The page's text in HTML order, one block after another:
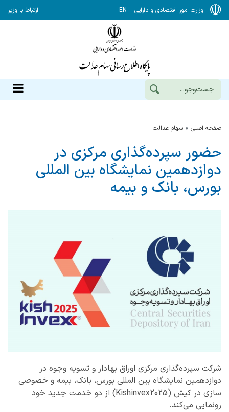
وزارت امور اقتصادی و دارایی EN ارتباط با وزیر
صفحه اصلی سهام عدالت
حضور سپرده‌گذاری مرکزی در
دوازدهمین نمایشگاه بین المللی
بورس، بانک و بیمه
شرکت سپرده‌گذاری مرکزی اوراق بهادار و تسویه وجوه در
دوازدهمین نمایشگاه بین المللی بورس، بانک، بیمه و خصوصی
سازی در کیش (Kishinvex2025) از دو خدمت جدید خود
رونمایی می‌کند.